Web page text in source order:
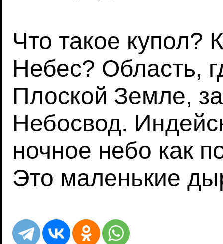
Что такое купол?
Небес? Область,
Плоской Земле,
Небосвод.
ночное небо как
Это маленькие